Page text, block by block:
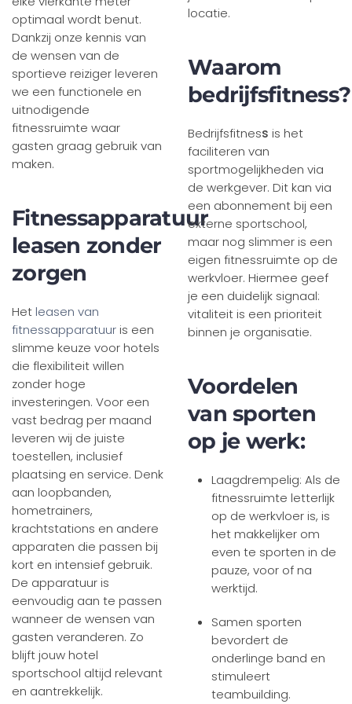
optimaal wordt benut.
Dankzij onze kennis van
de wensen van de
sportieve reiziger leveren
we een functionele en
uitnodigende
fitnessruimte waar
gasten graag gebruik van
maken.
Fitnessapparatuur
leasen zonder
zorgen
Het leasen van
fitnessapparatuuris een
slimme keuze voor hotels
die flexibiliteit willen
zonder hoge
investeringen. Voor een
vast bedrag per maand
leveren wij de juiste
toestellen, inclusief
plaatsing en service. Denk
aan loopbanden,
hometrainers,
krachtstations en andere
apparaten die passen bij
kort en intensief gebruik.
De apparatuur is
eenvoudig aan te passen
wanneer de wensen van
gasten veranderen. Zo
blijft jouw hotel
sportschool altijd relevant
en aantrekkelijk.
locatie.
Waarom
bedrijfsfitness?
Bedrijfsfitness is het
faciliteren van
sportmogelijkheden via
de werkgever. Dit kan via
een abonnement bij een
externe sportschool,
maar nog slimmer is een
eigen fitnessruimte op de
werkvloer. Hiermee geef
je een duidelijk signaal:
vitaliteit is een prioriteit
binnen je organisatie.
Voordelen
van sporten
op je werk:
Laagdrempelig: Als de
fitnessruimte letterlijk
op de werkvloer is, is
het makkelijker om
even te sporten in de
pauze, voor of na
werktijd.
Samen sporten
bevordert de
onderlinge band en
stimuleert
teambuilding.